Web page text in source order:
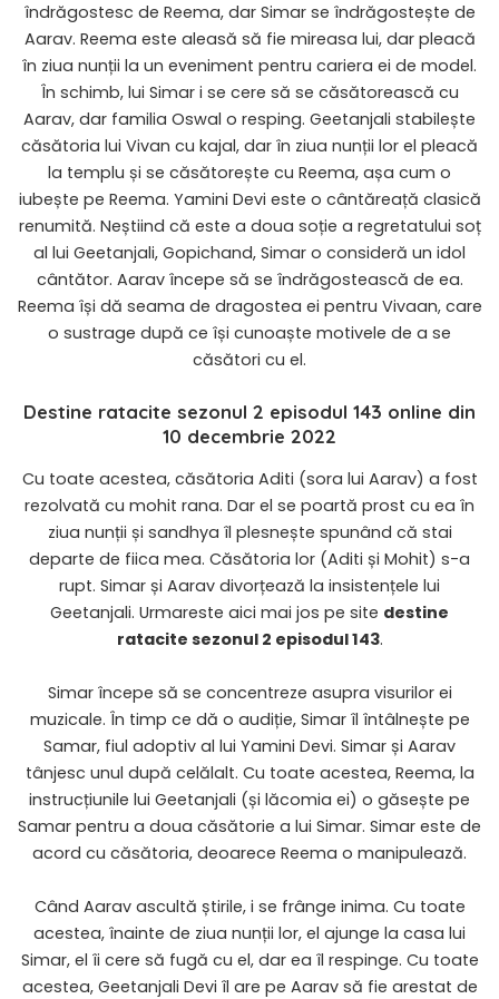
îndrăgostesc de Reema, dar Simar se îndrăgostește de
Aarav. Reema este aleasă să fie mireasa lui, dar pleacă
în ziua nunții la un eveniment pentru cariera ei de model.
În schimb, lui Simar i se cere să se căsătorească cu
Aarav, dar familia Oswal o resping. Geetanjali stabilește
căsătoria lui Vivan cu kajal, dar în ziua nunții lor el pleacă
la templu și se căsătorește cu Reema, așa cum o
iubește pe Reema. Yamini Devi este o cântăreață clasică
renumită. Neștiind că este a doua soție a regretatului soț
al lui Geetanjali, Gopichand, Simar o consideră un idol
cântător. Aarav începe să se îndrăgostească de ea.
Reema își dă seama de dragostea ei pentru Vivaan, care
o sustrage după ce își cunoaște motivele de a se
căsători cu el.
Destine ratacite sezonul 2 episodul 143 online din
10 decembrie 2022
Cu toate acestea, căsătoria Aditi (sora lui Aarav) a fost
rezolvată cu mohit rana. Dar el se poartă prost cu ea în
ziua nunții și sandhya îl plesnește spunând că stai
departe de fiica mea. Căsătoria lor (Aditi și Mohit) s-a
rupt. Simar și Aarav divorțează la insistențele lui
Geetanjali. Urmareste aici mai jos pe site destine
ratacite sezonul 2 episodul 143.
Simar începe să se concentreze asupra visurilor ei
muzicale. În timp ce dă o audiție, Simar îl întâlnește pe
Samar, fiul adoptiv al lui Yamini Devi. Simar și Aarav
tânjesc unul după celălalt. Cu toate acestea, Reema, la
instrucțiunile lui Geetanjali (și lăcomia ei) o găsește pe
Samar pentru a doua căsătorie a lui Simar. Simar este de
acord cu căsătoria, deoarece Reema o manipulează.
Când Aarav ascultă știrile, i se frânge inima. Cu toate
acestea, înainte de ziua nunții lor, el ajunge la casa lui
Simar, el îi cere să fugă cu el, dar ea îl respinge. Cu toate
acestea, Geetanjali Devi îl are pe Aarav să fie arestat de